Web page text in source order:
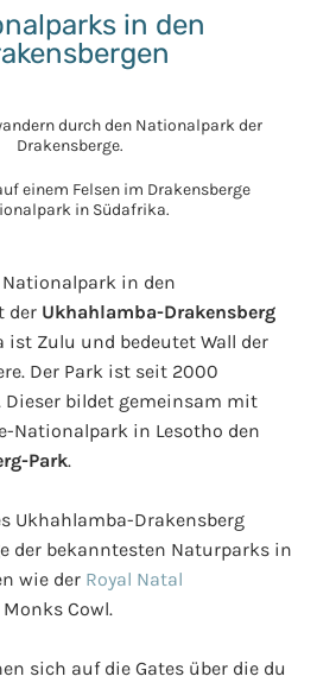
in den
in den
der Ukhahlamba-Drakensberg
ist Zulu und bedeutet Wall der
Der Park ist seit 2000
Dieser bildet gemeinsam mit
Nationalpark in Lesotho den
Park.
Ukhahlamba-Drakensberg
der bekanntesten Naturparks in
wie der Royal Natal
Cowl.
sich auf die Gates über die du